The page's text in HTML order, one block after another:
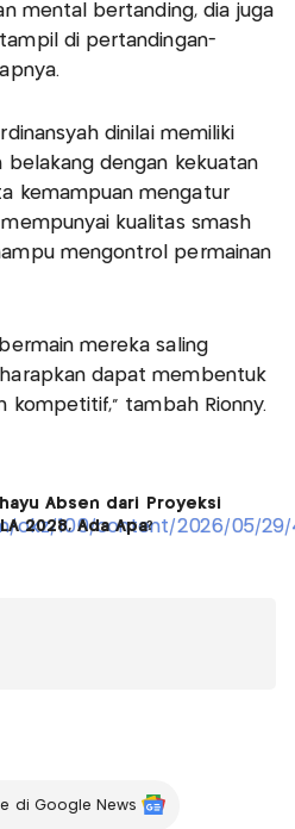
mental bertanding, dia juga
di pertandingan-
dinilai memiliki
belakang dengan kekuatan
kemampuan mengatur
kualitas smash
mengontrol permainan
mereka saling
dapat membentuk
kompetitif,” tambah Rionny.
Absen dari Proyeksi
2028, Ada Apa?
di Google News